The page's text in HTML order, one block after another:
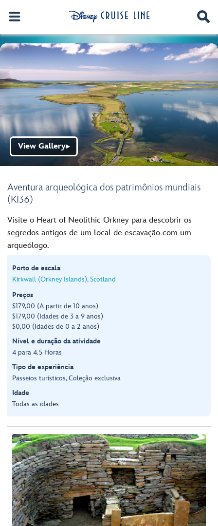
Aventura arqueológica dos patrimônios mundiais
(KI36)
View Gallery▶
Visite o Heart of Neolithic Orkney para descobrir os
segredos antigos de um local de escavação com um
arqueólogo.
Porto de escala
Kirkwall (Orkney Islands), Scotland
Preços
$179,00 (A partir de 10 anos)
$179,00 (Idades de 3 a 9 anos)
$0,00 (Idades de 0 a 2 anos)
Nível e duração da atividade
4 para 4.5 Horas
Tipo de experiência
Passeios turísticos, Coleção exclusiva
Idade
Todas as idades